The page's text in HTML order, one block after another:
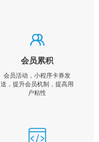
会员累积
会员活动，小程序卡券发
送，提升会员机制，提高用
户粘性